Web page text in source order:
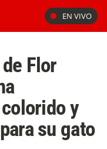
EN VIVO
Flor
y
su gato